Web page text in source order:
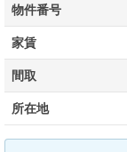
物件番号
家賃
間取
所在地